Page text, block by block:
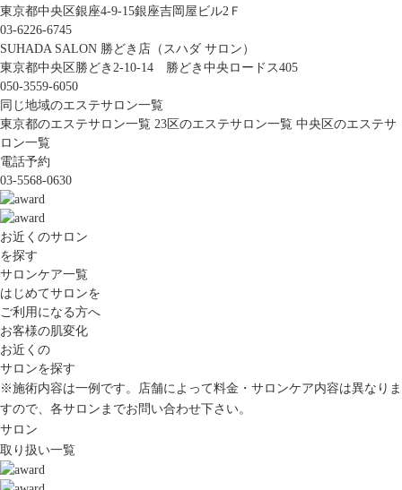
東京都中央区銀座4-9-15銀座吉岡屋ビル2Ｆ
03-6226-6745
SUHADA SALON 勝どき店（スハダ サロン）
東京都中央区勝どき2-10-14 勝どき中央ロードス405
050-3559-6050
同じ地域のエステサロン一覧
東京都のエステサロン一覧 23区のエステサロン一覧 中央区のエステサ
ロン一覧
電話予約
03-5568-0630
お近くのサロン
を探す
サロンケア一覧
はじめてサロンを
ご利用になる方へ
お客様の肌変化
お近くの
サロンを探す
※施術内容は一例です。店舗によって料金・サロンケア内容は異なりま
すので、各サロンまでお問い合わせ下さい。
サロン
取り扱い一覧